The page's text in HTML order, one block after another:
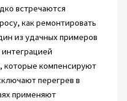
встречаются
как ремонтировать
из удачных примеров
которые компенсируют
перегрев в
применяют